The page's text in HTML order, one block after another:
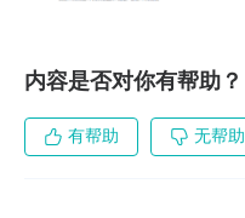
内容是否对你有帮助？
有帮助 无帮助